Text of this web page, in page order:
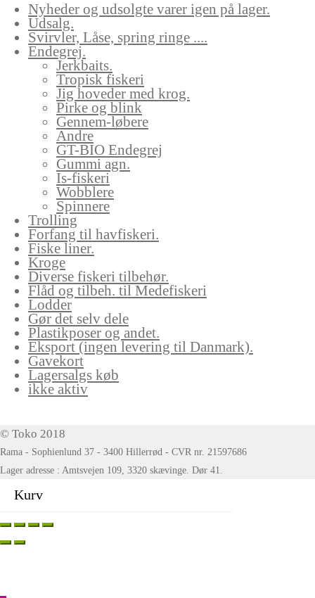
Nyheder og udsolgte varer igen på lager.
Udsalg.
Svirvler, Låse, spring ringe ....
Endegrej.
Jerkbaits.
Tropisk fiskeri
Jig hoveder med krog.
Pirke og blink
Gennem-løbere
Andre
GT-BIO Endegrej
Gummi agn.
Is-fiskeri
Wobblere
Spinnere
Trolling
Forfang til havfiskeri.
Fiske liner.
Kroge
Diverse fiskeri tilbehør.
Flåd og tilbeh. til Medefiskeri
Lodder
Gør det selv dele
Plastikposer og andet.
Eksport (ingen levering til Danmark).
Gavekort
Lagersalgs køb
ikke aktiv
© Toko 2018
Rama - Sophienlund 37 - 3400 Hillerrød - CVR nr. 21597686
Lager adresse : Amtsvejen 109, 3320 skævinge. Dør 41.
Kurv